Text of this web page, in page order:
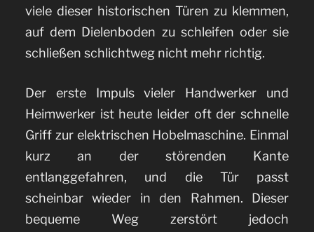
viele dieser historischen Türen zu klemmen,
auf dem Dielenboden zu schleifen oder sie
schließen schlichtweg nicht mehr richtig.
Der erste Impuls vieler Handwerker und
Heimwerker ist heute leider oft der schnelle
Griff zur elektrischen Hobelmaschine. Einmal
kurz an der störenden Kante
entlanggefahren, und die Tür passt
scheinbar wieder in den Rahmen. Dieser
bequeme Weg zerstört jedoch